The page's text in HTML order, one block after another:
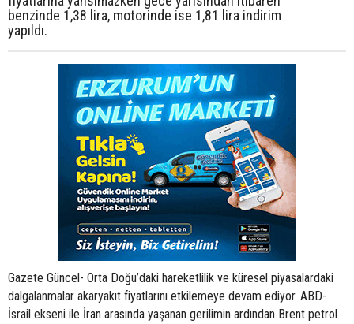
benzinde 1,38 lira, motorinde ise 1,81 lira indirim
yapıldı.
Gazete Güncel- Orta Doğu’daki hareketlilik ve küresel piyasalardaki
dalgalanmalar akaryakıt fiyatlarını etkilemeye devam ediyor. ABD-
İsrail ekseni ile İran arasında yaşanan gerilimin ardından Brent petrol